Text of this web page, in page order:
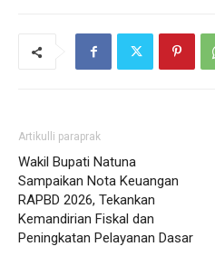
Artikulli paraprak
Wakil Bupati Natuna
Sampaikan Nota Keuangan
RAPBD 2026, Tekankan
Kemandirian Fiskal dan
Peningkatan Pelayanan Dasar